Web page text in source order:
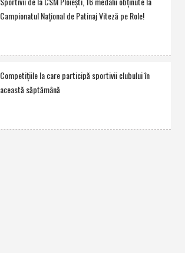
Campionatul Naţional de Patinaj Viteză pe Role!
Competiţiile la care participă sportivii clubului în
această săptămână